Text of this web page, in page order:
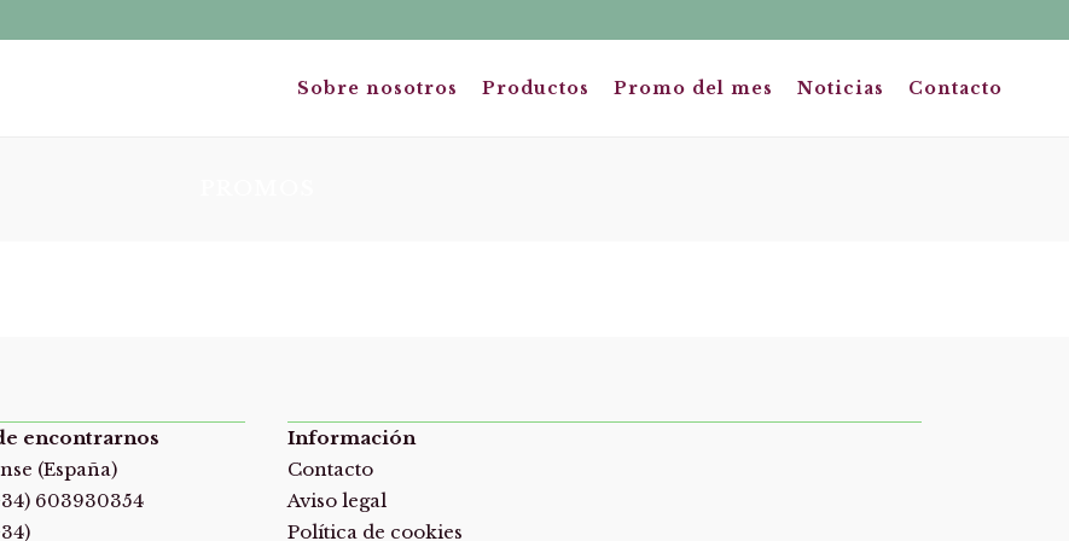
Sobre nosotros Productos Promo del mes Noticias Contacto
encontrarnos
(España)
603930354
Información
Contacto
Aviso legal
Política de cookies